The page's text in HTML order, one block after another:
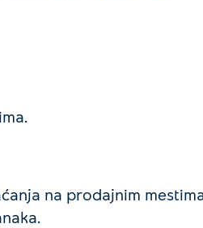
na prodajnim